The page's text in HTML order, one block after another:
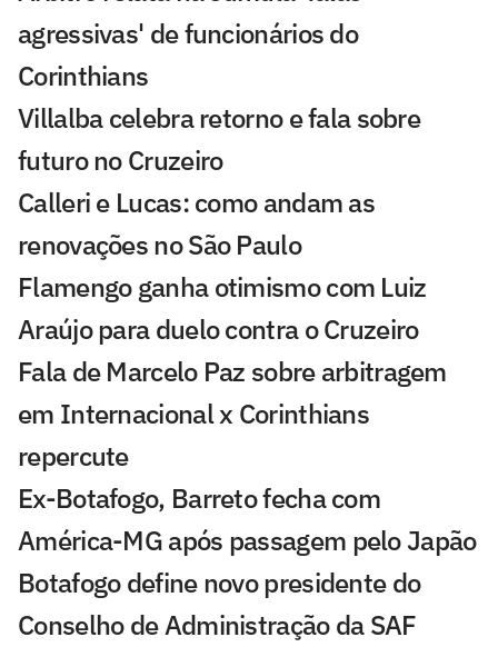
agressivas' de funcionários do
Corinthians
Villalba celebra retorno e fala sobre
futuro no Cruzeiro
Calleri e Lucas: como andam as
renovações no São Paulo
Flamengo ganha otimismo com Luiz
Araújo para duelo contra o Cruzeiro
Fala de Marcelo Paz sobre arbitragem
em Internacional x Corinthians
repercute
Ex-Botafogo, Barreto fecha com
América-MG após passagem pelo Japão
Botafogo define novo presidente do
Conselho de Administração da SAF